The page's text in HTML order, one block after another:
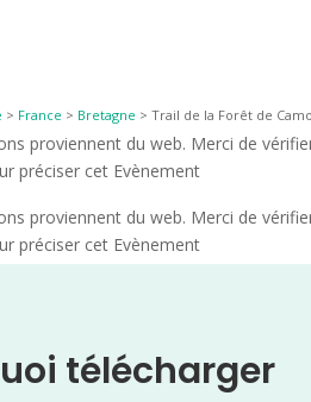
> France > Bretagne >Trail de la Forêt de
proviennent du web. Merci de
préciser cet Evènement
proviennent du web. Merci de
préciser cet Evènement
télécharger